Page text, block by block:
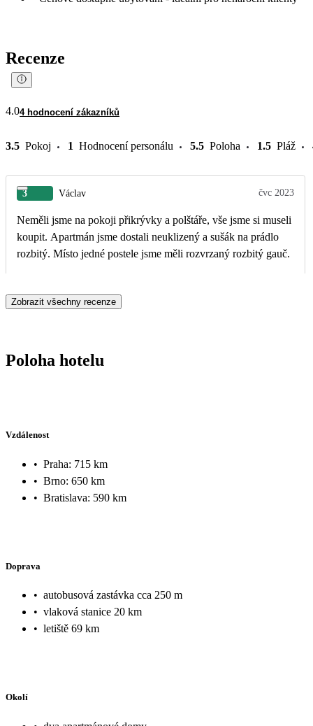
Recenze
4.04 hodnocení zákazníků
3.5 Pokoj 1 Hodnocení personálu 5.5 Poloha 1.5 Pláž
3 Václav čvc 2023
Neměli jsme na pokoji přikrývky a polštáře, vše jsme si museli
koupit. Apartmán jsme dostali neuklizený a sušák na prádlo
rozbitý. Místo jedné postele jsme měli rozvrzaný rozbitý gauč.
Zobrazit všechny recenze
Poloha hotelu
Vzdálenost
• Praha: 715 km
• Brno: 650 km
• Bratislava: 590 km
Doprava
• autobusová zastávka cca 250 m
• vlaková stanice 20 km
• letiště 69 km
Okolí